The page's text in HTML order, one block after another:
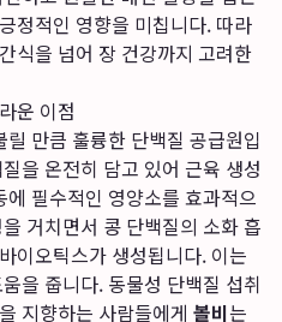
정적인 영향을 미칩니다. 따라
식을 넘어 장 건강까지 고려한
운 이점
만큼 훌륭한 단백질 공급원입
을 온전히 담고 있어 근육 생성
필수적인 영양소를 효과적으
거치면서 콩 단백질의 소화 흡
이오틱스가 생성됩니다. 이는
을 줍니다. 동물성 단백질 섭취
지향하는 사람들에게 볼비는